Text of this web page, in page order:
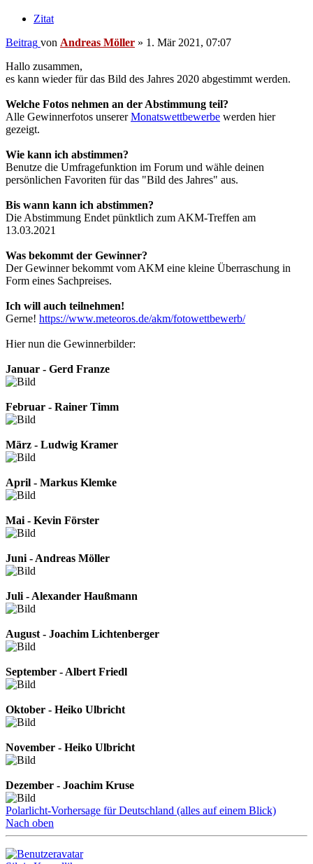
Zitat
Beitrag von Andreas Möller » 1. Mär 2021, 07:07
Hallo zusammen,
es kann wieder für das Bild des Jahres 2020 abgestimmt werden.
Welche Fotos nehmen an der Abstimmung teil?
Alle Gewinnerfotos unsererMonatswettbewerbe werden hier
gezeigt.
Wie kann ich abstimmen?
Benutze die Umfragefunktion im Forum und wähle deinen
persönlichen Favoriten für das "Bild des Jahres" aus.
Bis wann kann ich abstimmen?
Die Abstimmung Endet pünktlich zum AKM-Treffen am
13.03.2021
Was bekommt der Gewinner?
Der Gewinner bekommt vom AKM eine kleine Überraschung in
Form eines Sachpreises.
Ich will auch teilnehmen!
Gerne! https://www.meteoros.de/akm/fotowettbewerb/
Hier nun die Gewinnerbilder:
Januar - Gerd Franze
Februar - Rainer Timm
März - Ludwig Kramer
April - Markus Klemke
Mai - Kevin Förster
Juni - Andreas Möller
Juli - Alexander Haußmann
August - Joachim Lichtenberger
September - Albert Friedl
Oktober - Heiko Ulbricht
November - Heiko Ulbricht
Dezember - Joachim Kruse
Polarlicht-Vorhersage für Deutschland (alles auf einem Blick)
Nach oben